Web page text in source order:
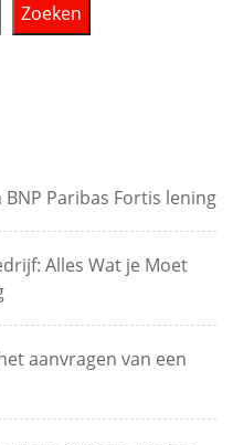
Zoeken
Paribas Fortis lening
Alles Wat je Moet
aanvragen van een